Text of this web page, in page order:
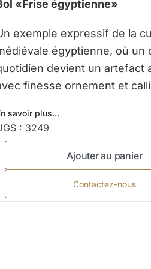
«Frise égyptienne»
exemple expressif de la
égyptienne, où un
devient un artefact
finesse ornement et
savoir plus...
: 3249
Ajouter au panier
Contactez-nous